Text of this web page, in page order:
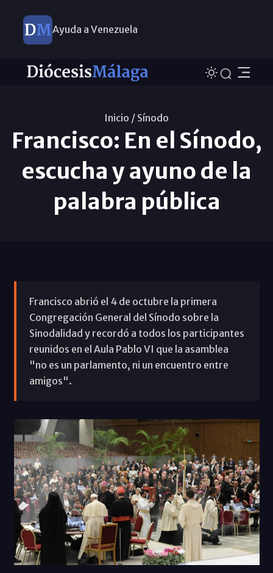
Ayuda a Venezuela
Inicio / Sínodo
Francisco: En el Sínodo,
escucha y ayuno de la
palabra pública
Francisco abrió el 4 de octubre la primera
Congregación General del Sínodo sobre la
Sinodalidad y recordó a todos los participantes
reunidos en el Aula Pablo VI que la asamblea
"no es un parlamento, ni un encuentro entre
amigos".